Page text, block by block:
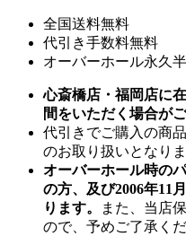
全国送料無料
代引き手数料無料
オーバーホール永久
心斎橋店・福岡店に
間をいただく場合が
代引きでご購入の商
のお取り扱いとなりま
オーバーホール時の
の方、及び2006年11
ります。
また、当店
ので、予めご了承くだ